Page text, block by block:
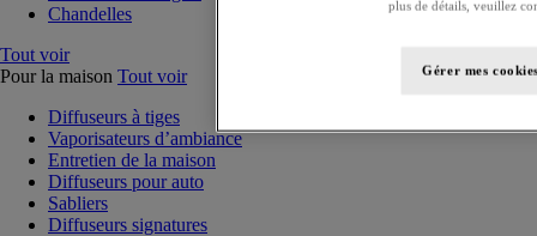
Chandelles
Tout voir
Pour la maison Tout voir
Diffuseurs à tiges
Vaporisateurs d’ambiance
Entretien de la maison
Diffuseurs pour auto
Sabliers
Diffuseurs signatures
plus de détails, veuillez
Gérer mes